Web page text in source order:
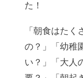
た！
「朝食はた
の？」「幼稚
い？」「大人